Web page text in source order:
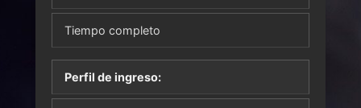
Tiempo completo
Perfil de ingreso: